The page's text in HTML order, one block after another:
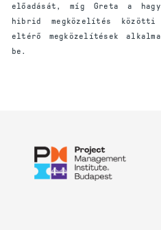
előadását, míg Greta a
hibrid megközelítés
eltérő megközelítések
be.